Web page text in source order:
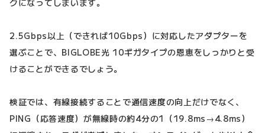
2.5Gbps以上（できれば10Gbps）に対応したアダプターを
選ぶことで、BIGLOBE光 10ギガタイプの恩恵をしっかりと受
けることができるでしょう。
検証では、有線接続することで通信速度の向上だけでなく、
PING（応答速度）が無線時の約4分の1（19.8ms→4.8ms）